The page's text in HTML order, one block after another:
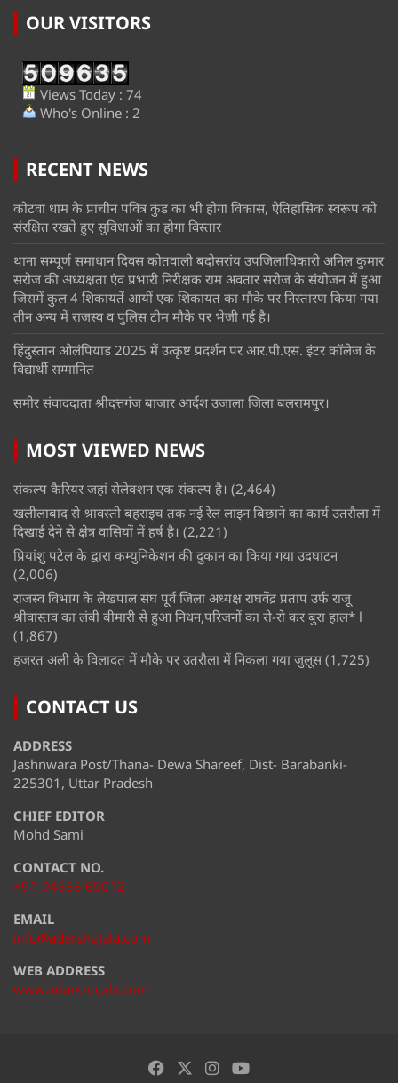
OUR VISITORS
Views Today : 74
Who's Online : 2
RECENT NEWS
कोटवा धाम के प्राचीन पवित्र कुंड का भी होगा विकास, ऐतिहासिक स्वरूप को
संरक्षित रखते हुए सुविधाओं का होगा विस्तार
थाना सम्पूर्ण समाधान दिवस कोतवाली बदोसरांय उपजिलाधिकारी अनिल कुमार
सरोज की अध्यक्षता एंव प्रभारी निरीक्षक राम अवतार सरोज के संयोजन में हुआ
जिसमें कुल 4 शिकायतें आयीं एक शिकायत का मौके पर निस्तारण किया गया
तीन अन्य में राजस्व व पुलिस टीम मौके पर भेजी गई है।
हिंदुस्तान ओलंपियाड 2025 में उत्कृष्ट प्रदर्शन पर आर.पी.एस. इंटर कॉलेज के
विद्यार्थी सम्मानित
समीर संवाददाता श्रीदत्तगंज बाजार आर्दश उजाला जिला बलरामपुर।
MOST VIEWED NEWS
संकल्प कैरियर जहां सेलेक्शन एक संकल्प है। (2,464)
खलीलाबाद से श्रावस्ती बहराइच तक नई रेल लाइन बिछाने का कार्य उतरौला में
दिखाई देने से क्षेत्र वासियों में हर्ष है। (2,221)
प्रियांशु पटेल के द्वारा कम्युनिकेशन की दुकान का किया गया उदघाटन
(2,006)
राजस्व विभाग के लेखपाल संघ पूर्व जिला अध्यक्ष राघवेंद्र प्रताप उर्फ राजू
श्रीवास्तव का लंबी बीमारी से हुआ निधन,परिजनों का रो-रो कर बुरा हाल* l
(1,867)
हजरत अली के विलादत में मौके पर उतरौला में निकला गया जुलूस (1,725)
CONTACT US
ADDRESS
Jashnwara Post/Thana- Dewa Shareef, Dist- Barabanki-
225301, Uttar Pradesh
CHIEF EDITOR
Mohd Sami
CONTACT NO.
+91-94555 69012
EMAIL
info@adarshujala.com
WEB ADDRESS
www.adarshujala.com